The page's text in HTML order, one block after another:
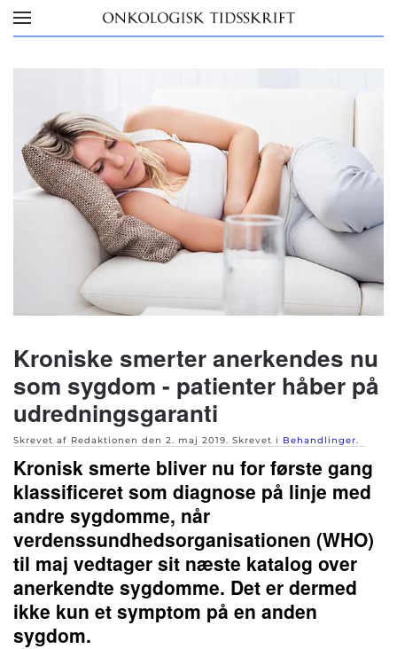
Skip to main content
Kroniske smerter anerkendes nu
som sygdom - patienter håber på
udredningsgaranti
Skrevet af Redaktionen den 2. maj 2019. Skrevet i Behandlinger.
Kronisk smerte bliver nu for første gang
klassificeret som diagnose på linje med
andre sygdomme, når
verdenssundhedsorganisationen (WHO)
til maj vedtager sit næste katalog over
anerkendte sygdomme. Det er dermed
ikke kun et symptom på en anden
sygdom.